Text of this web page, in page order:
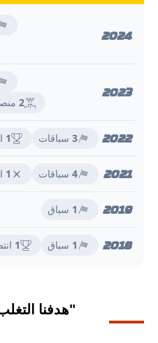
2024
2023
2
2022
3 سباقات 1
2021
4 سباقات 1
2019
1 سباق
2018
1 سباق 1
"هدفنا